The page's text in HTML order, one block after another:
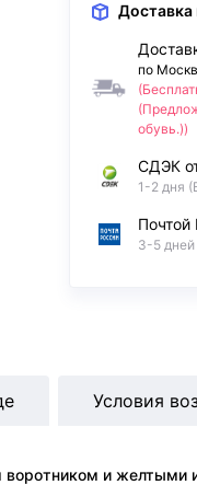
Доставка
по
обувь.))
СДЭК
1-2 дня
Почтой
3-5 дней
и желтыми
Условия